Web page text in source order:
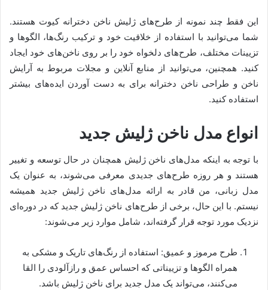
این فقط چند نمونه از طرح‌های ژلیش ناخن دخترانه کیوت هستند.
شما می‌توانید با استفاده از خلاقیت خود و ترکیب رنگ‌ها، الگوها و
تزیینات مختلف، طرح‌های دلخواه خود را بر روی ناخن‌های خود ایجاد
کنید. همچنین، می‌توانید از منابع آنلاین و مجلات مربوط به آرایش
ناخن و طراحی ناخن دخترانه برای به دست آوردن ایده‌های بیشتر
استفاده کنید.
انواع مدل ناخن ژلیش جدید
با توجه به اینکه مدل‌های ناخن ژلیش همچنان در حال توسعه و تغییر
هستند و هر روزه طرح‌های جدیدی معرفی می‌شوند، به عنوان یک
مدل زبانی، من قادر به ارائه مدل‌های ناخن ژلیش جدید همیشه
نیستم. با این حال، برخی از طرح‌های ناخن ژلیش جدید که در دوره‌ای
نزدیک مورد توجه قرار گرفته‌اند، شامل موارد زیر می‌شوند:
طرح مرموز و عمیق: استفاده از رنگ‌های تاریک و مشکی به
همراه الگوها و تزییناتی که احساس عمق و رازآلودی را القا
می‌کنند، می‌تواند یک مدل جدید برای ناخن ژلیش باشد.